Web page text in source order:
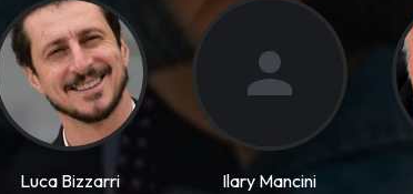
Luca Bizzarri Ilary Mancini